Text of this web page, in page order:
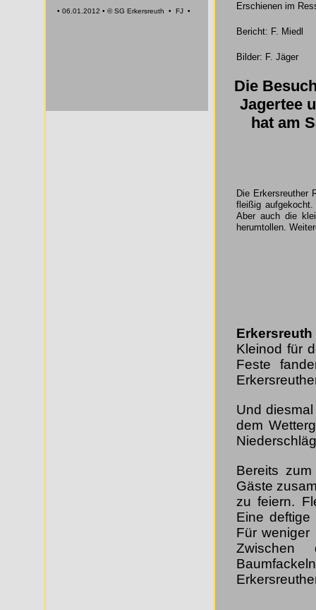
• 06.01.2012 • © SG Erkersreuth • FJ • Erschienen im
Bericht: F. Miedl
Bilder: F. Jäger
Die
Jagertee
hat am
Die Erkersreuther
fleißig
Aber auch die
herumtollen.
Erkersreuth
Kleinod für
Feste
Und
dem
Bereits
Gäste
zu feiern.
Eine
Für weniger
Zwischen